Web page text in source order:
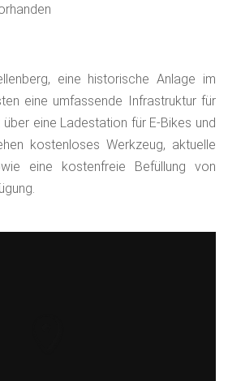
eine historische Anlage im
eine umfassende Infrastruktur für
eine Ladestation für E-Bikes und
kostenloses Werkzeug, aktuelle
eine kostenfreie Befüllung von